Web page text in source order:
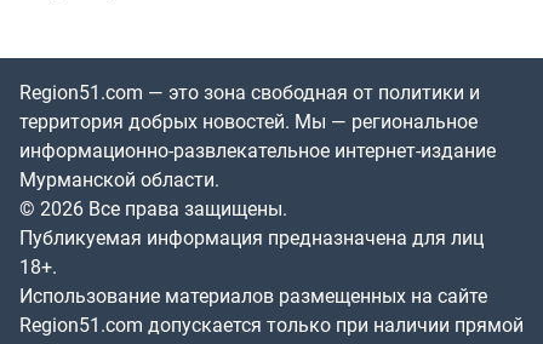
Region51.com — это зона свободная от политики и
территория добрых новостей. Мы — региональное
информационно-развлекательное интернет-издание
Мурманской области.
© 2026 Все права защищены.
Публикуемая информация предназначена для лиц
18+.
Использование материалов размещенных на сайте
Region51.com допускается только при наличии прямой